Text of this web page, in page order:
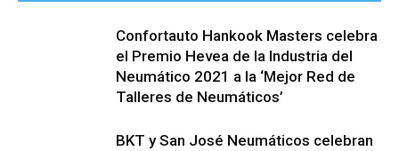
Confortauto Hankook Masters celebra
el Premio Hevea de la Industria del
Neumático 2021 a la ‘Mejor Red de
Talleres de Neumáticos’
BKT y San José Neumáticos celebran